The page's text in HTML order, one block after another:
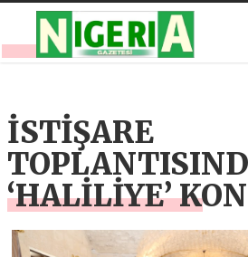
İSTİŞARE
‘HALİLİYE’